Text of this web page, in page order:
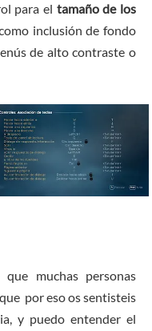
para el tamaño de los
inclusión de fondo
de alto contraste o
muchas personas
por eso os sentisteis
y puedo entender el